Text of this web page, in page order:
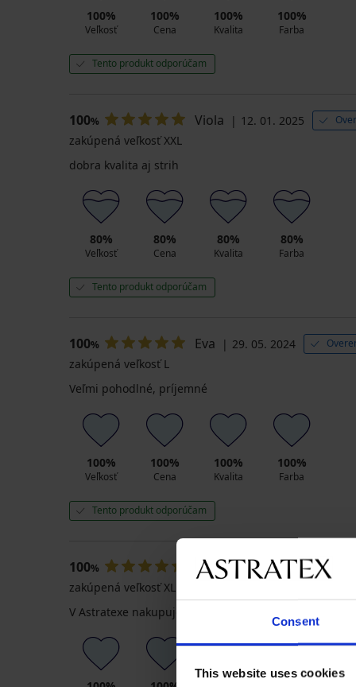
Consent
This website uses cookies
100%
Veľkosť
100%
Cena
100%
Kvalita
100%
Farba
Tento produkt odporúčam
100% Viola 12. 01. 2025
zakúpená veľkosť XXL
dobra kvalita aj strih
80%
Veľkosť
80%
Cena
80%
Kvalita
80%
Farba
Tento produkt odporúčam
100% Eva 29. 05. 2024
zakúpená veľkosť L
Veľmi pohodlné, príjemné
100%
Veľkosť
100%
Cena
100%
Kvalita
100%
Farba
Tento produkt odporúčam
100% Monika 02. 12. 2023
zakúpená veľkosť XL
V Astratexe nakupujem často a som spokojná